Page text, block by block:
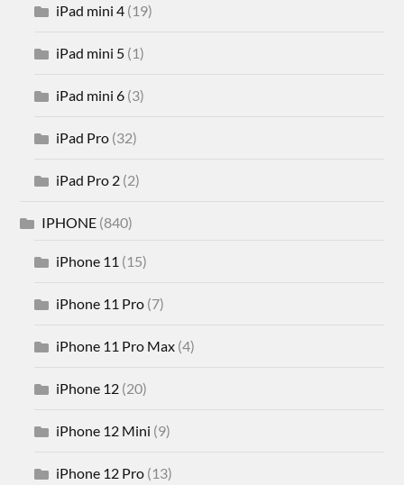
iPad mini 4 (19)
iPad mini 5 (1)
iPad mini 6 (3)
iPad Pro (32)
iPad Pro 2 (2)
IPHONE (840)
iPhone 11 (15)
iPhone 11 Pro (7)
iPhone 11 Pro Max (4)
iPhone 12 (20)
iPhone 12 Mini (9)
iPhone 12 Pro (13)